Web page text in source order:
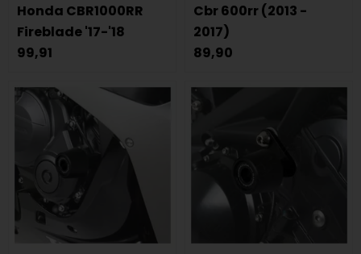
Honda CBR1000RR
Fireblade '17-'18
99,91
Cbr 600rr (2013 -
2017)
89,90